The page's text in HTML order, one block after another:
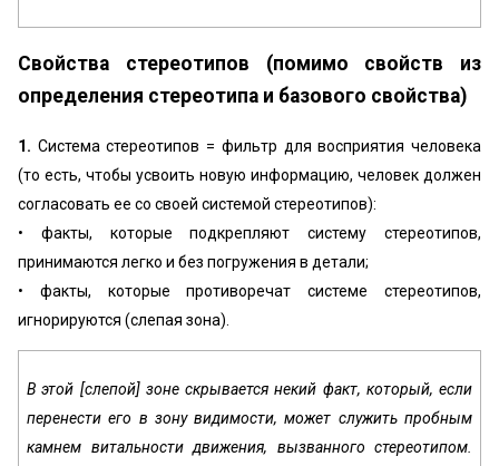
Свойства стереотипов (помимо свойств из
определения стереотипа и базового свойства)
1. Система стереотипов = фильтр для восприятия человека
(то есть, чтобы усвоить новую информацию, человек должен
согласовать ее со своей системой стереотипов):
• факты, которые подкрепляют систему стереотипов,
принимаются легко и без погружения в детали;
• факты, которые противоречат системе стереотипов,
игнорируются (слепая зона).
В этой [слепой] зоне скрывается некий факт, который, если
перенести его в зону видимости, может служить пробным
камнем витальности движения, вызванного стереотипом.